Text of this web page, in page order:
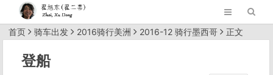
首页 骑车出发 2016骑行美洲 2016-12 骑行墨西哥 正文
登船